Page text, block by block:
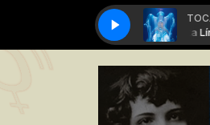
Ney Matogrosso - Astronauta